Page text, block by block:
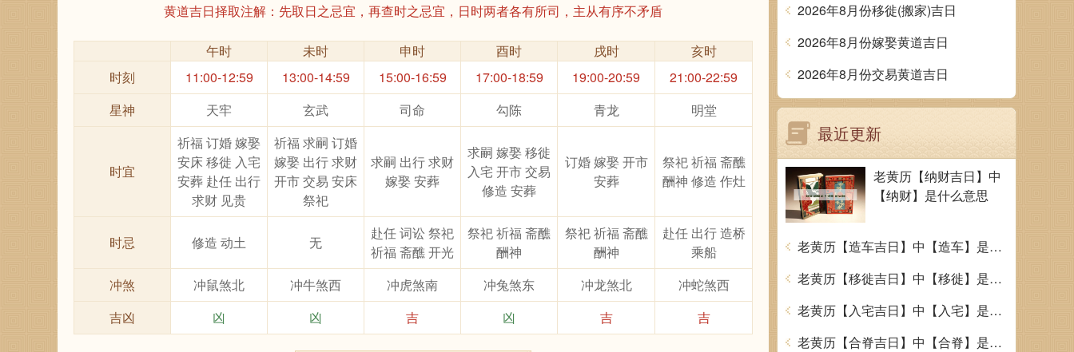
黄道吉日择取注解：先取日之忌宜，再查时之忌宜，日时两者各有所司，主从有序不矛盾
午时 未时 申时 酉时 戌时
亥时
时刻
11:00-12:59 13:00-14:59 15:00-16:59 17:00-18:59 19:00-20:59
21:00-22:59
星神
天牢 玄武 司命 勾陈 青龙 明堂
时宜
祈福 订婚 嫁娶
安床 移徙 入宅
安葬 赴任 出行
求财 见贵
祈福 求嗣 订婚
嫁娶 出行 求财
开市 交易 安床
祭祀
求嗣 出行 求财
嫁娶 安葬
求嗣 嫁娶 移徙
入宅 开市 交易
修造 安葬
订婚 嫁娶 开市
安葬
祭祀 祈福 斋醮
酬神 修造 作灶
时忌 修造 动土 无
赴任 词讼 祭祀
祈福 斋醮 开光
祭祀 祈福 斋醮
酬神
祭祀 祈福 斋醮
酬神
赴任 出行 造桥
乘船
冲煞
冲鼠煞北 冲牛煞西 冲虎煞南 冲兔煞东 冲龙煞北
冲蛇煞西
吉凶
凶 凶 吉 凶 吉 吉
2026年8月份移徙(搬家)吉日
2026年8月份嫁娶黄道吉日
2026年8月份交易黄道吉日
最近更新
老黄历【纳财吉日】中
【纳财】是什么意思
老黄历【造车吉日】中【造车】是什么意思
老黄历【移徙吉日】中【移徙】是什么意思
老黄历【入宅吉日】中【入宅】是什么意思
老黄历【合脊吉日】中【合脊】是什么意思